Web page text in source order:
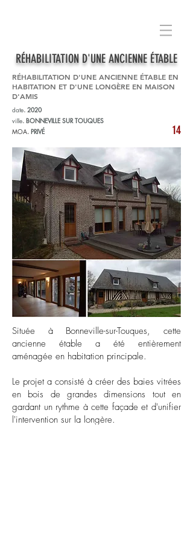
RÉHABILITATION D'UNE ANCIENNE ÉTABLE
RÉHABILITATION D'UNE ANCIENNE ÉTABLE EN
HABITATION ET D'UNE LONGÈRE EN MAISON
D'AMIS
date. 2020
ville. BONNEVILLE SUR TOUQUES
MOA. PRIVÉ 14
Située à Bonneville-sur-Touques, cette
ancienne étable a été entièrement
aménagée en habitation principale.
Le projet a consisté à créer des baies vitrées
en bois de grandes dimensions tout en
gardant un rythme à cette façade et d'unifier
l'intervention sur la longère.